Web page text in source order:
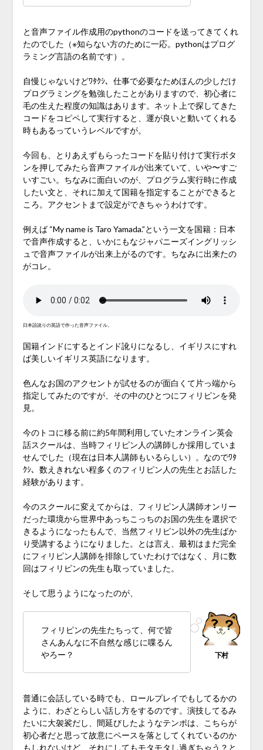
と音声ファイル作成用のpythonのコードを送ってきてくれ
たのでした（※知らない方のために一応。pythonはプログ
ラミング言語の名前です）。
自慢じゃないけどﾜﾀｸｼ、仕事で必要なためほんの少しだけ
プログラミングを勉強したことがありますので、初心者に
毛の生えた程度の知識はあります。ネット上で探してきた
コードをコピペして実行すると、運が良いと動いてくれる
時もあるっていうレベルですが。
今回も、とりあえずもらったコードを貼り付けて実行ボタ
ンを押してみたら音声ファイルが出来ていて、いや〜すご
いすごい。ちなみに面白いのが、プログラム実行時に作成
したい文と、それに加えて国籍を指定することができると
ころ。アクセントまで設定ができちゃうわけです。
例えば “My name is Taro Yamada.”という一文を国籍：日本
で音声作成すると、いかにもなジャパニーズイングリッシ
ュで音声ファイルが出来上がるのです。ちなみに出来たの
がコレ。
日本語訛りの英語で作った音声ファイル。
国籍インドにするとインド訛りになるし、イギリスにすれ
ば美しいイギリス英語になります。
色んなお国のアクセントが試せるのが面白くて片っ端から
指定してみたのですが、その中のひとつにフィリピンを発
見。
今のトコに移る前に約5年間利用していたオンライン英会
話スクールは、当時フィリピン人の講師しか採用していま
せんでした（現在は日本人講師もいるらしい）。なのでﾜﾀ
ｸｼ、数えきれない程多くのフィリピン人の先生とお話した
経験があります。
今のスクールに変えてからは、フィリピン人講師オンリー
だった環境から世界中あっちこっちのお国の先生を選択で
きるようになったもんで、当然フィリピン以外の先生ばか
り受講するようになりました。とは言え、最初はまだ完全
にフィリピン人講師を排除していたわけではなく、月に数
回はフィリピンの先生も取っていました。
そして思うようになったのが、
フィリピンの先生たちって、何で皆
さんあんなに不自然な感じに喋るん
やろー？
普通に会話している時でも、ロールプレイでもしてるかの
ように、わざとらしい話し方をするのです。演技してるみ
たいに大袈裟だし、間延びしたようなテンポは、こちらが
初心者だと思って故意にペースを落としてくれているのか
もしれないけど、それにしてもモタモタし過ぎちゃう？と